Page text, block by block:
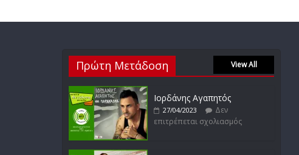
Πρώτη Μετάδοση View All
Ιορδάνης Αγαπητός
27/04/2023
Δεν
επιτρέπεται σχολιασμός